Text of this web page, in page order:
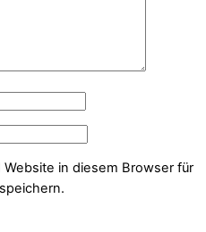
in diesem Browser für